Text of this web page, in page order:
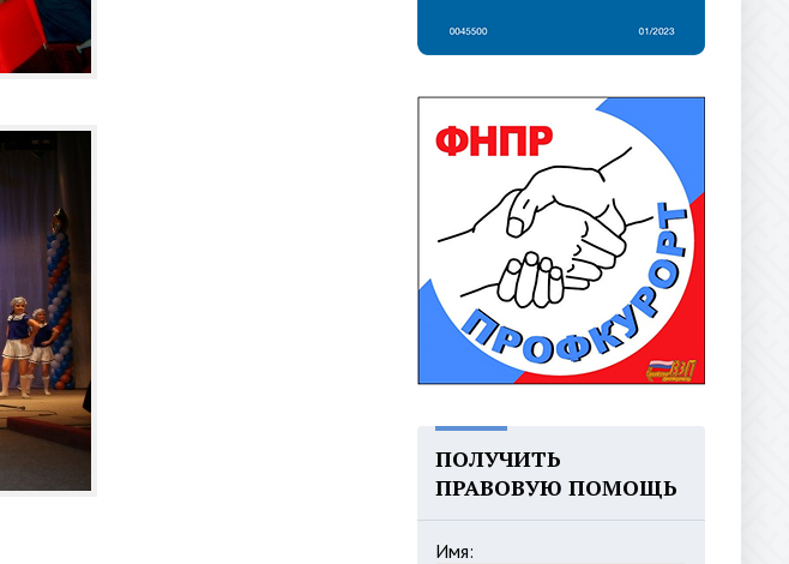
ПОЛУЧИТЬ
ПРАВОВУЮ ПОМОЩЬ
Имя: